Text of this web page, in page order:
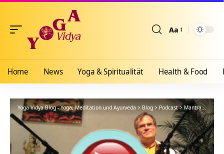
Aa
Home News Yoga & Spiritualität Health & Food
Yoga Vidya Blog - Yoga, Meditation und Ayurveda> Blog > Podcast>Mantra>